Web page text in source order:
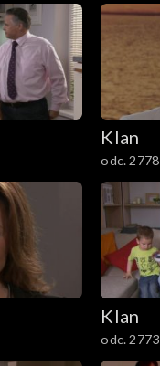
Klan
odc. 2778
Klan
odc. 2773